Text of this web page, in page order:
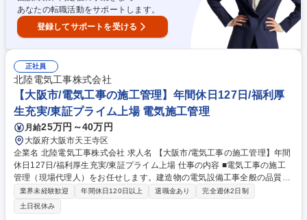
あなたの転職活動をサポートします。
登録してサポートを受ける
正社員
北陸電気工事株式会社
【大阪市/電気工事の施工管理】年間休日127日/福利厚
生充実/東証プライム上場 電気施工管理
月給25万円～40万円
大阪府大阪市天王寺区
企業名 北陸電気工事株式会社 求人名 【大阪市/電気工事の施工管理】年間
休日127日/福利厚生充実/東証プライム上場 仕事の内容 ■電気工事の施工
管理（現場代理人）をお任せします。建造物の電気設備工事全般の品質・
安全・予算・工程を管理します。 《具体的には》 ・現場巡視による工事
品質の管理、技術者や作業員などの安全管理 ・予算管理(必要経費の計算
や実費の把握) ・工程管理(工事が効率的に進むように段取る) ・下請け工
業界未経験歓迎 年間休日120日以上 退職金あり
完全週休2日制
土日祝休み